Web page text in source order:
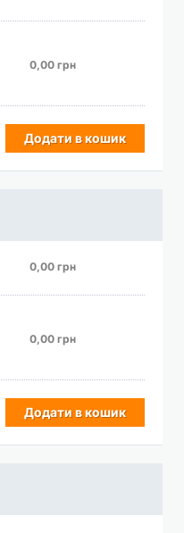
0,00 грн
Додати в кошик
0,00 грн
0,00 грн
Додати в кошик